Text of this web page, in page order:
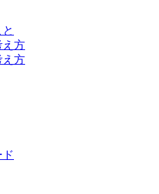
え方
え方